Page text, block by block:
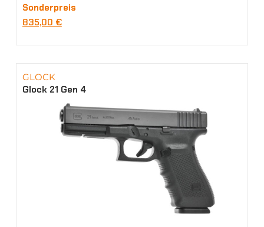
Sonderpreis
835,00 €
GLOCK
Glock 21 Gen 4